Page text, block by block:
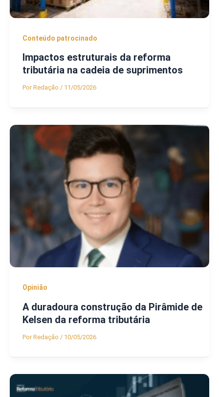
Conteúdo patrocinado
Impactos estruturais da reforma
tributária na cadeia de suprimentos
PorRedação / 11/05/2026
Opinião
A duradoura construção da Pirâmide de
Kelsen da reforma tributária
PorRedação / 10/05/2026